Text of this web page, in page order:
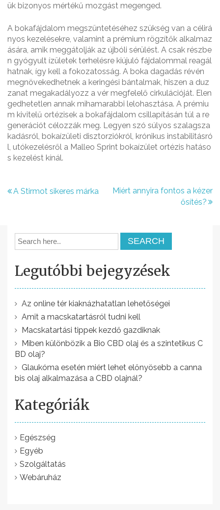
ük bizonyos mértékű mozgást megenged.
A bokafájdalom megszüntetéséhez szükség van a célirá
nyos kezelésekre, valamint a prémium rögzítők alkalmaz
ására, amik meggátolják az újbóli sérülést. A csak részbe
n gyógyult ízületek terhelésre kiújuló fájdalommal reagál
hatnak, így kell a fokozatosság. A boka dagadás révén
megnövekedhetnek a keringési bántalmak, hiszen a duz
zanat megakadályozz a vér megfelelő cirkulációját. Elen
gedhetetlen annak mihamarabbi lelohasztása. A prémiu
m kivitelű ortézisek a bokafájdalom csillapításán túl a re
generációt célozzák meg. Legyen szó súlyos szalagsza
kadásról, bokaízületi disztorziókról, krónikus instabilitásró
l, utókezelésről a Malleo Sprint bokaízület ortézis hatáso
s kezelést kínál.
B
y
n
v
g
á
ó
A Stirmot sikeres márka
Miért annyira fontos a kézer
ősítés?
Legutóbbi bejegyzések
Az online tér kiaknázhatatlan lehetőségei
Amit a macskatartásról tudni kell
Macskatartási tippek kezdő gazdiknak
Miben különbözik a Bio CBD olaj és a szintetikus C
BD olaj?
Glaukóma esetén miért lehet előnyösebb a canna
bis olaj alkalmazása a CBD olajnál?
Kategóriák
Egészség
Egyéb
Szolgáltatás
Webáruház